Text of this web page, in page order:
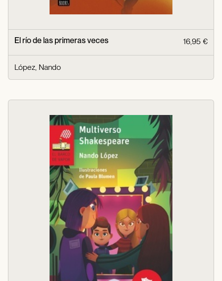
El río de las primeras veces 16,95 €
López, Nando